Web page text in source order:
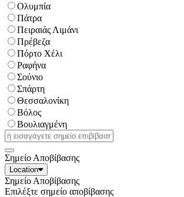
Ολυμπία
Πάτρα
Πειραιάς Λιμάνι
Πρέβεζα
Πόρτο Χέλι
Ραφήνα
Σούνιο
Σπάρτη
Θεσσαλονίκη
Βόλος
Βουλιαγμένη
Σημείο Αποβίβασης
Location
Σημείο Αποβίβασης
Επιλέξτε σημείο αποβίβασης